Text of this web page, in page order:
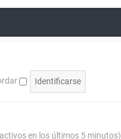
en los últimos 5 minutos)